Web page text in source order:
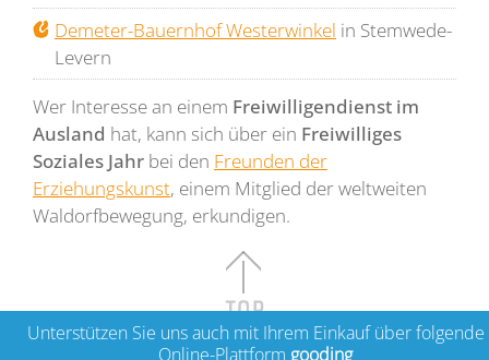
Demeter-Bauernhof Westerwinkel in Stemwede-
Levern
Wer Interesse an einem Freiwilligendienst im
Ausland hat, kann sich über ein Freiwilliges
Soziales Jahr bei den Freunden der
Erziehungskunst, einem Mitglied der weltweiten
Waldorfbewegung, erkundigen.
Unterstützen Sie uns auch mit Ihrem Einkauf über folgende
Online-Plattform gooding